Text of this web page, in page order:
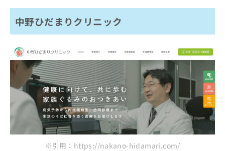
天正堂クリニック
新中野皮膚科クリニック
仁友クリニック
やまさき内科クリニック
耳鼻咽喉科セントラルパーク中野
ナガヤメディカルクリニック
中野こどもハート・アレルギークリニック
中野新橋駅前皮フ科
まとめ：中野区で評判のアレルギー科クリニッ
中野ひだまりクリニック
※引用：https://nakano-hidamari.com/
相談
など
はで
きま
ので
ご了
承く
い。
お
申
し
込
み
こ
ら
載
求
は
ち
ら
無
情
報
拡
充